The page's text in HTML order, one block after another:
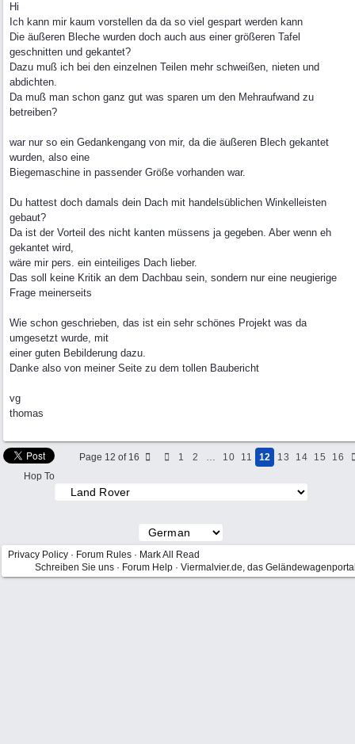
Hi
Ich kann mir kaum vorstellen da da so viel gespart werden kann
Die äußeren Bleche wurden doch auch aus einer größeren Tafel
geschnitten und gekantet?
Dazu muß ich bei den einzelnen Teilen mehr schweißen, nieten und
abdichten.
Da muß man schon ganz gut was sparen um den Mehraufwand zu
betreiben?
war nur so ein Gedankengang von mir, da die äußeren Blech gekantet
wurden, also eine
Biegemaschine in passender Größe vorhanden war.
Du hattest doch damals dein Dach mit handelsüblichen Winkelleisten
gebaut?
Da ist der Vorteil des nicht kanten müssens ja gegeben. Aber wenn eh
gekantet wird,
wäre mir pers. ein einteiliges Dach lieber.
Das soll keine Kritik an dem Dachbau sein, sondern nur eine neugierige
Frage meinerseits
Wie schon geschrieben, das ist ein sehr schönes Projekt was da
umgesetzt wurde, mit
einer guten Bebilderung dazu.
Danke also von meiner Seite zu dem tollen Baubericht
vg
thomas
Page 12 of 16 1 2 … 10 11 12 13 14 15
16
Hop To
Privacy Policy · Forum Rules · Mark All Read
Schreiben Sie uns · Forum Help · Viermalvier.de, das